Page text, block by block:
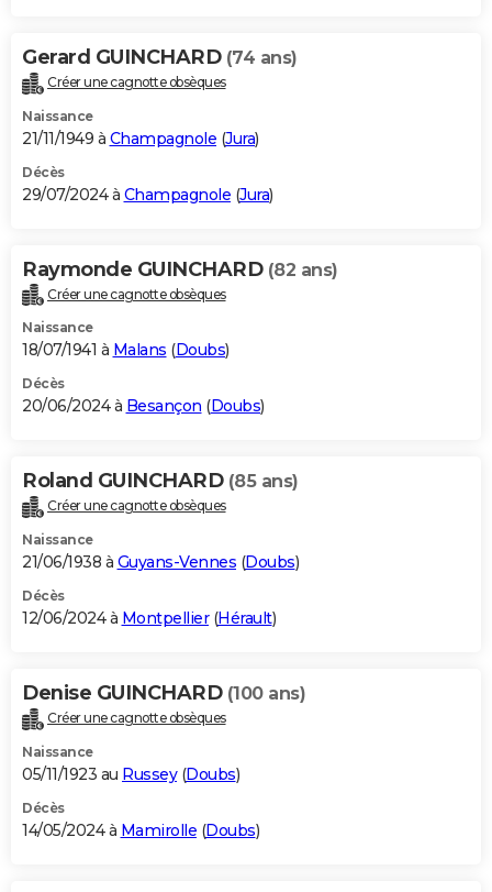
Gerard GUINCHARD (74 ans)
Créer une cagnotte obsèques
Naissance
21/11/1949 à Champagnole (Jura)
Décès
29/07/2024 à Champagnole (Jura)
Raymonde GUINCHARD (82 ans)
Créer une cagnotte obsèques
Naissance
18/07/1941 à Malans (Doubs)
Décès
20/06/2024 à Besançon (Doubs)
Roland GUINCHARD (85 ans)
Créer une cagnotte obsèques
Naissance
21/06/1938 à Guyans-Vennes (Doubs)
Décès
12/06/2024 à Montpellier(Hérault)
Denise GUINCHARD (100 ans)
Créer une cagnotte obsèques
Naissance
05/11/1923 au Russey(Doubs)
Décès
14/05/2024 à Mamirolle (Doubs)